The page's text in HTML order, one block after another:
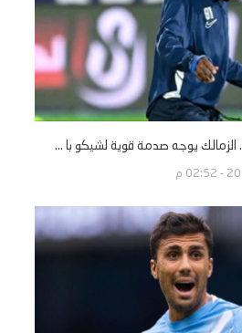
الزمالك يوجه صدمة قوية لشيكو با ...